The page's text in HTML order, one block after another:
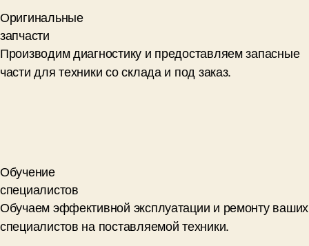
Оригинальные
запчасти
Производим диагностику и предоставляем запасные
части для техники со склада и под заказ.
Обучение
специалистов
Обучаем эффективной эксплуатации и ремонту ваших
специалистов на поставляемой техники.